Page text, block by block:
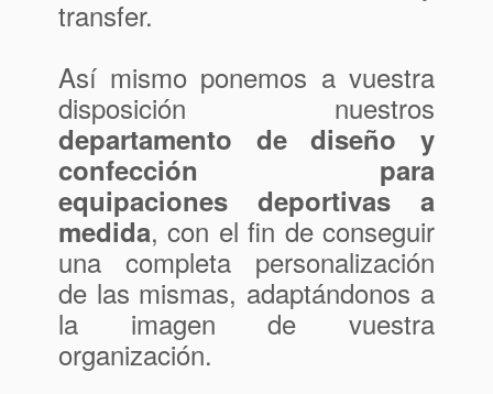
transfer.
Así mismo ponemos a vuestra
disposición nuestros
departamento de diseño y
confección para
equipaciones deportivas a
medida, con el fin de conseguir
una completa personalización
de las mismas, adaptándonos a
la imagen de vuestra
organización.